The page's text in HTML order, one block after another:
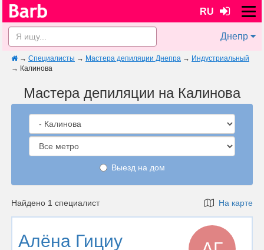
RU
Днепр
→ Специалисты → Мастера депиляции Днепра → Индустриальный
→ Калинова
Мастера депиляции на Калинова
Выезд на дом
Найдено 1 специалист На карте
Алёна Гициу